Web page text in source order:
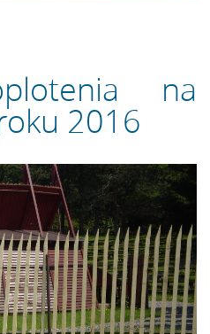
na
2016